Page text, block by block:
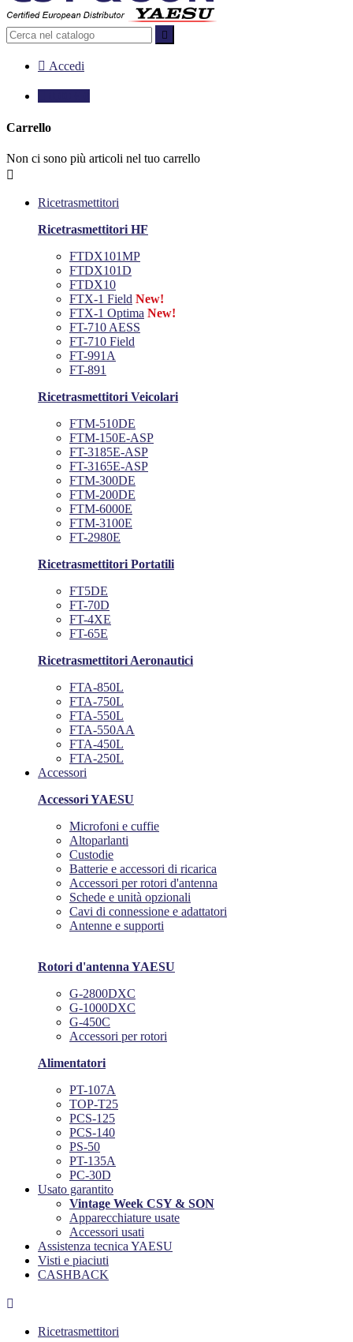

 Accedi
Carrello
Non ci sono più articoli nel tuo carrello

Ricetrasmettitori
Ricetrasmettitori HF
FTDX101MP
FTDX101D
FTDX10
FTX-1 Field New!
FTX-1 Optima New!
FT-710 AESS
FT-710 Field
FT-991A
FT-891
Ricetrasmettitori Veicolari
FTM-510DE
FTM-150E-ASP
FT-3185E-ASP
FT-3165E-ASP
FTM-300DE
FTM-200DE
FTM-6000E
FTM-3100E
FT-2980E
Ricetrasmettitori Portatili
FT5DE
FT-70D
FT-4XE
FT-65E
Ricetrasmettitori Aeronautici
FTA-850L
FTA-750L
FTA-550L
FTA-550AA
FTA-450L
FTA-250L
Accessori
Accessori YAESU
Microfoni e cuffie
Altoparlanti
Custodie
Batterie e accessori di ricarica
Accessori per rotori d'antenna
Schede e unità opzionali
Cavi di connessione e adattatori
Antenne e supporti
Rotori d'antenna YAESU
G-2800DXC
G-1000DXC
G-450C
Accessori per rotori
Alimentatori
PT-107A
TOP-T25
PCS-125
PCS-140
PS-50
PT-135A
PC-30D
Usato garantito
Vintage Week CSY & SON
Apparecchiature usate
Accessori usati
Assistenza tecnica YAESU
Visti e piaciuti
CASHBACK

Ricetrasmettitori